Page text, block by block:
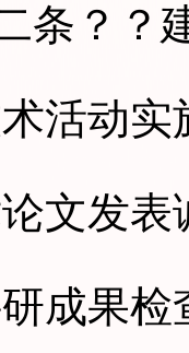
条 ？？
活动实
文发
成果